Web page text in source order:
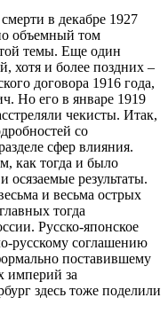
в декабре 1927
объемный том
темы. Еще один
хотя и более поздних –
договора 1916 года,
Но его в январе 1919
чекисты. Итак,
со
сфер влияния.
как тогда и было
осязаемые результаты.
и весьма острых
тогда
Русско-японское
русскому соглашению
поставившему
империй за
здесь тоже поделили